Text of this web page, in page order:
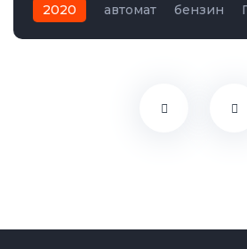
2020 автомат бензин